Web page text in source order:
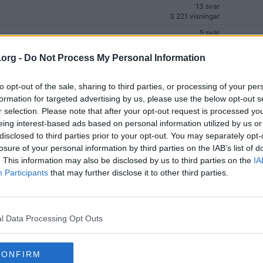
- Do Not Process My Personal Information
opt-out of the sale, sharing to third parties, or processing of your
for targeted advertising by us, please use the below opt-out
selection. Please note that after your opt-out request is processed
interest-based ads based on personal information utilized by us
to third parties prior to your opt-out. You may separately
of your personal information by third parties on the IAB’s list of
This information may also be disclosed by us to third parties on the
Participants that may further disclose it to other third parties.
Data Processing Opt Outs
13 svar
3 221 visningar
5 svar
7 svar
6 svar
1 548 visningar
19 svar
5 004 visningar
7 svar
1 382 visningar
(2)
16 svar
2 394 visningar